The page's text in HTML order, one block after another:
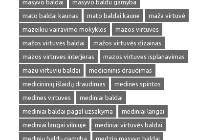
masyvo baldai
masyvo baldu gamyba
mato baldai kaunas
mato baldai kaune
maža virtuvė
mazeikiu vairavimo mokyklos
mazos virtuves
mažos virtuvės baldai
mažos virtuvės dizainas
mazos virtuves interjeras
mazos virtuves isplanavimas
mazu virtuviu baldai
medicininis draudimas
medicininių išlaidų draudimas
medines spintos
medines virtuves
mediniai baldai
mediniai baldai pagal uzsakyma
mediniai langai
mediniai langai vilniuje
mediniai virtuvės baldai
medinių baldų gamyba
medzio masyvo baldai